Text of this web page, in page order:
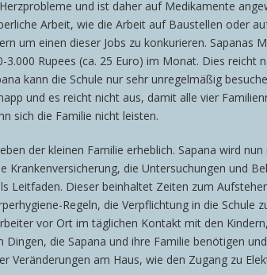
und ist daher auf Medikamente
Arbeit, wie die Arbeit auf Baustellen oder
um einen dieser Jobs zu konkurieren.
Rupees (ca. 25 Euro) im Monat. Dies reicht
kann die Schule nur sehr unregelmäßig
und es reicht nicht aus, damit alle vier
sich die Familie nicht leisten.
der kleinen Familie erheblich. Sapana wird
Krankenversicherung, die Untersuchungen und
Leitfaden. Dieser beinhaltet Zeiten zum
Regeln, die Verpflichtung in die
vor Ort im täglichen Kontakt mit den
die Sapana und ihre Familie benötigen
Veränderungen am Haus, wie den Zugang zu